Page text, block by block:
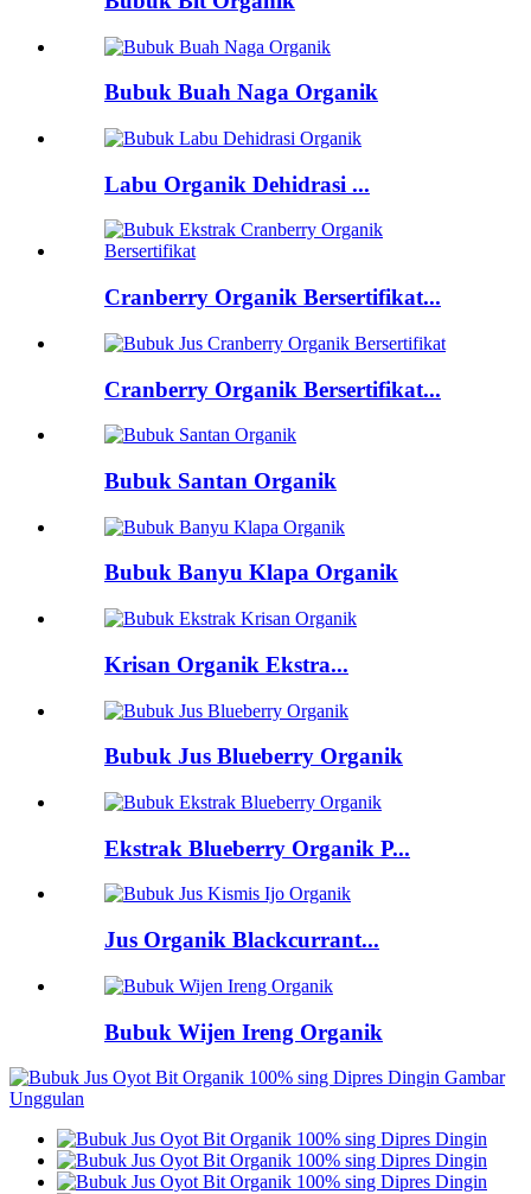
Bubuk Buah Naga Organik
Labu Organik Dehidrasi ...
Cranberry Organik Bersertifikat...
Cranberry Organik Bersertifikat...
Bubuk Santan Organik
Bubuk Banyu Klapa Organik
Krisan Organik Ekstra...
Bubuk Jus Blueberry Organik
Ekstrak Blueberry Organik P...
Jus Organik Blackcurrant...
Bubuk Wijen Ireng Organik